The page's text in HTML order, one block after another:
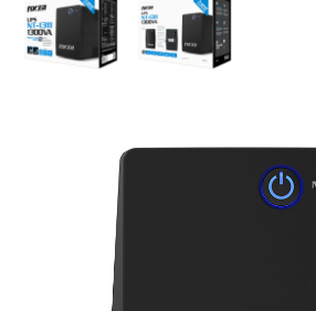
comp-
120V